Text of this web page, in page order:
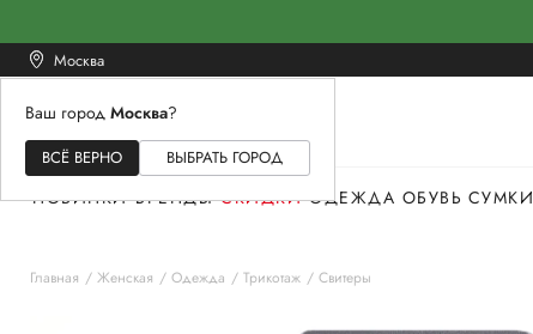
Москва
Ваш город Москва?
ВСЁ ВЕРНО ВЫБРАТЬ ГОРОД
ЖЕНСКОЕМУЖСКОЕ
НОВИНКИ БРЕНДЫ СКИДКИ ОДЕЖДА ОБУВЬ СУМКИ
Главная Женская Одежда Трикотаж Свитеры